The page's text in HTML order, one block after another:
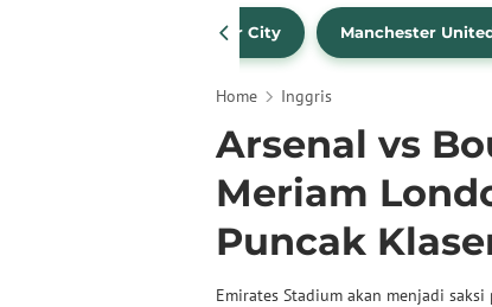
Manchester City Manchester
Home Inggris
Arsenal vs
Meriam
Puncak
Emirates Stadium akan menjadi